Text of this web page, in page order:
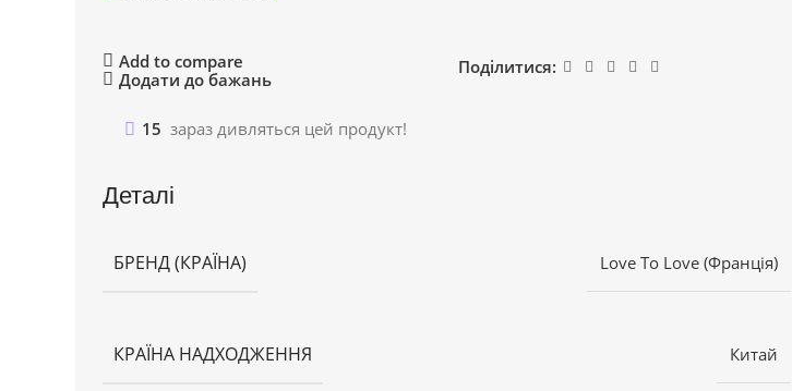
Add to compare
Додати до бажань
Поділитися:
15 зараз дивляться цей продукт!
Деталі
БРЕНД (КРАЇНА) Love To Love (Франція)
КРАЇНА НАДХОДЖЕННЯ Китай